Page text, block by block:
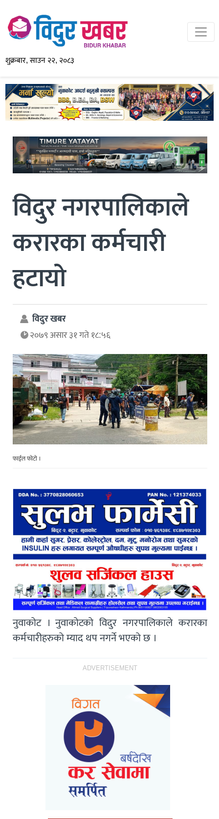
शुक्रबार, साउन २२, २०८३
विदुर नगरपालिकाले
करारका कर्मचारी
हटायो
विदुर खबर
२०७९ असार ३१ गते १८:५६
फाईल फोटो ।
नुवाकोट । नुवाकोटको विदुर नगरपालिकाले करारका
कर्मचारीहरुको म्याद थप नगर्ने भएको छ ।
ADVERTISEMENT